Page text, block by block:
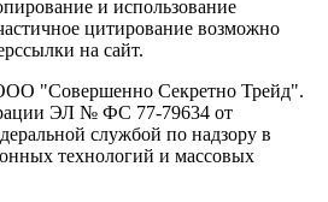
и использование
цитирование возможно
на сайт.
"Совершенно Секретно Трейд".
ЭЛ № ФС 77-79634 от
службой по надзору в
технологий и массовых